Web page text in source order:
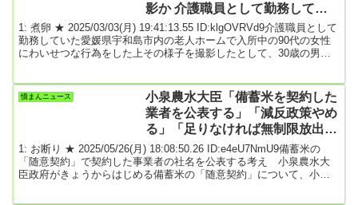
影か 介護職員として勤務してい
た男(30)を不同意性交などの疑い
で逮捕
1: 煮卵 ★ 2025/03/03(月) 19:41:13.55 ID:klgOVRVd9介護職員として
勤務していた愛媛県宇和島市内の老人ホームで入所中の90代の女性
にわいせつな行為をした上その様子を撮影したとして、30歳の男が
年3月、介護職員として勤務していた宇和島市内の老人ホームで、入
居中の90代の女性にわいせつな行為をしたうえ、その様子をスマー
憤まんニュース
小泉農水大臣「備蓄米を契約した
業者を公表する」「減反政策やめ
る」「足りなければ無制限放出」
★2
1: お断り ★ 2025/05/26(月) 18:08:50.26 ID:e4eU7NmU9備蓄米の
「随意契約」で契約した事業者の社名を公表する考え 小泉農水大
臣政府がきょうからはじめる備蓄米の「随意契約」について、小泉